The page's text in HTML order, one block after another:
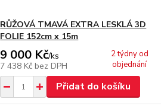
RŮŽOVÁ TMAVÁ EXTRA LESKLÁ 3D
FOLIE 152cm x 15m
9 000 Kč/ks
7 438 Kč bez DPH
2 týdny od
objednání
Přidat do košíku